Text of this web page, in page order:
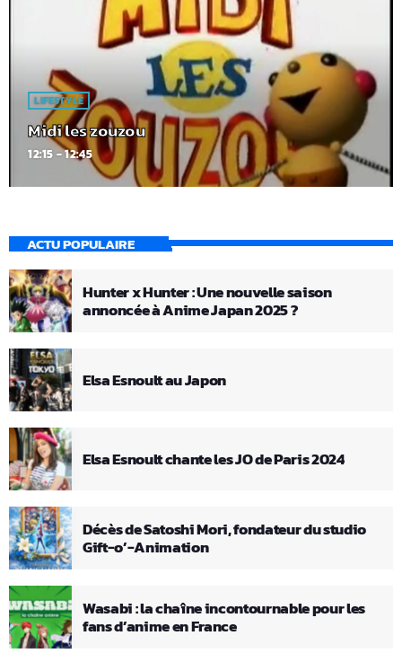
LIFESTYLE
Midi les zouzou
12:15 - 12:45
ACTU POPULAIRE
Hunter x Hunter : Une nouvelle saison
annoncée à Anime Japan 2025 ?
Elsa Esnoult au Japon
Elsa Esnoult chante les JO de Paris 2024
Décès de Satoshi Mori, fondateur du studio
Gift-o’-Animation
Wasabi : la chaîne incontournable pour les
fans d’anime en France